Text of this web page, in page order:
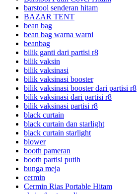
barstool senderan hitam
BAZAR TENT
bean bag
bean bag warna warni
beanbag
bilik ganti dari partisi r8
bilik vaksin
bilik vaksinasi
bilik vaksinasi booster
bilik vaksinasi booster dari partisi r8
bilik vaksinasi dari partisi r8
bilik vaksinasi partisi r8
black curtain
black curtain dan starlight
black curtain starlight
blower
booth pameran
booth partisi putih
bunga meja
cermin
Cermin Rias Portable Hitam